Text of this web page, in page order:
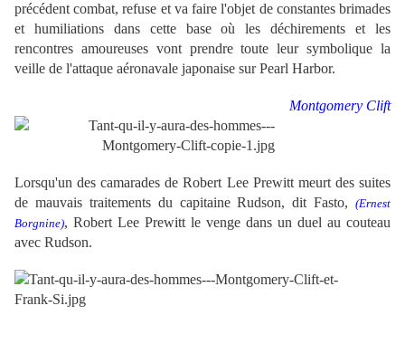
précédent combat, refuse et va faire l'objet de constantes brimades
et humiliations dans cette base où les déchirements et les
rencontres amoureuses vont prendre toute leur symbolique la
veille de l'attaque aéronavale japonaise sur Pearl Harbor.
Montgomery Clift
Lorsqu'un des camarades de Robert Lee Prewitt meurt des suites
de mauvais traitements du capitaine Rudson, dit Fasto, (Ernest
Borgnine), Robert Lee Prewitt le venge dans un duel au couteau
avec Rudson.